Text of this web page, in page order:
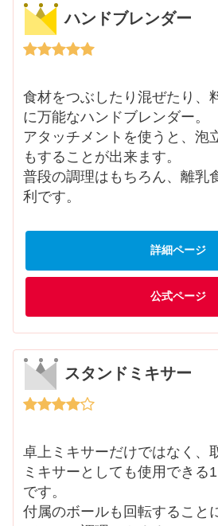
ハンドブレンダー
食材をつぶしたり混ぜたり、
に万能なハンドブレンダー。
アタッチメントを使うと、泡
もすることが出来ます。
普段の調理はもちろん、離乳
利です。
詳細ページ
公式ページ
スタンドミキサー
卓上ミキサーだけではなく、
ミキサーとしても使用できる
です。
付属のボールも回転すること